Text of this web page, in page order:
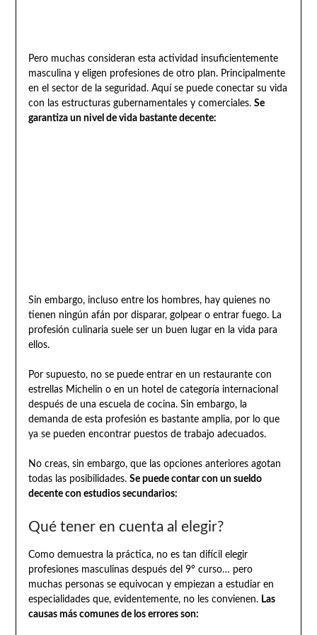
Pero muchas consideran esta actividad insuficientemente
masculina y eligen profesiones de otro plan. Principalmente
en el sector de la seguridad. Aquí se puede conectar su vida
con las estructuras gubernamentales y comerciales. Se
garantiza un nivel de vida bastante decente:
Sin embargo, incluso entre los hombres, hay quienes no
tienen ningún afán por disparar, golpear o entrar fuego. La
profesión culinaria suele ser un buen lugar en la vida para
ellos.
Por supuesto, no se puede entrar en un restaurante con
estrellas Michelin o en un hotel de categoría internacional
después de una escuela de cocina. Sin embargo, la
demanda de esta profesión es bastante amplia, por lo que
ya se pueden encontrar puestos de trabajo adecuados.
No creas, sin embargo, que las opciones anteriores agotan
todas las posibilidades. Se puede contar con un sueldo
decente con estudios secundarios:
Qué tener en cuenta al elegir?
Como demuestra la práctica, no es tan difícil elegir
profesiones masculinas después del 9º curso… pero
muchas personas se equivocan y empiezan a estudiar en
especialidades que, evidentemente, no les convienen. Las
causas más comunes de los errores son: